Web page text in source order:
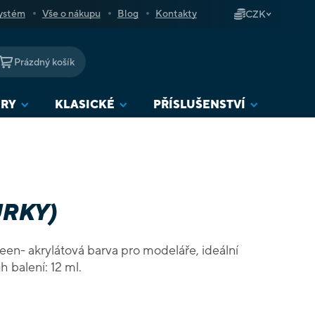
Vše o nákupu Blog Kontakty CZK
NÁKUPNÍ
KOŠÍK
Prázdný košík
KLASICKÉ PŘÍSLUŠENSTVÍ
akrylátová barva pro modeláře, ideální
figurek. Obsah balení: 12 ml.